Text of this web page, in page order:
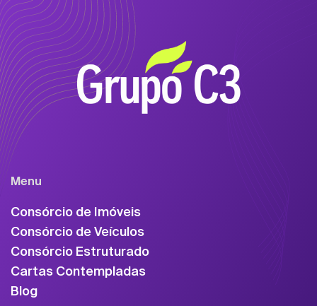
Menu
Consórcio de Imóveis
Consórcio de Veículos
Consórcio Estruturado
Cartas Contempladas
Blog